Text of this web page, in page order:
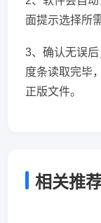
面提示选择所
3、确认无误
度条读取完毕
正版文件。
相关推